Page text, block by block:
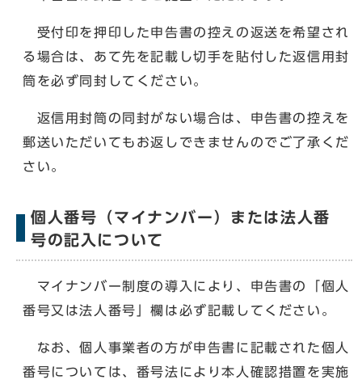
受付印を押印した申告書の控えの返送を希望され
る場合は、あて先を記載し切手を貼付した返信用封
筒を必ず同封してください。
返信用封筒の同封がない場合は、申告書の控えを
郵送いただいてもお返しできませんのでご了承くだ
さい。
個人番号（マイナンバー）または法人番
号の記入について
マイナンバー制度の導入により、申告書の「個人
番号又は法人番号」欄は必ず記載してください。
なお、個人事業者の方が申告書に記載された個人
番号については、番号法により本人確認措置を実施